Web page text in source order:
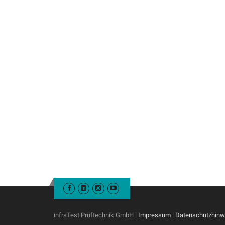
infraTest Prüftechnik GmbH | Impressum |